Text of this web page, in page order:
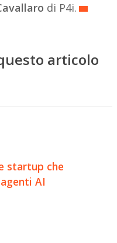
di P4i.
articolo
startup che
AI